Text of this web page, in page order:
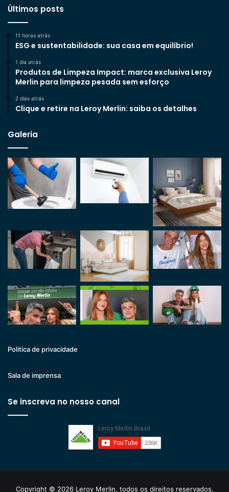
Últimos posts
11 horas atrás
ESG e sustentabilidade: sua casa em equilíbrio!
1 dia atrás
Produtos de Limpeza Impact: marca exclusiva Leroy
Merlin para limpeza pesada sem esforço
2 dias atrás
Clique e retire na Leroy Merlin: saiba os detalhes
Galeria
Politica de privacidade
Sala de imprensa
Se inscreva no nosso canal
Copyright © 2026 Leroy Merlin, todos os direitos reservados.